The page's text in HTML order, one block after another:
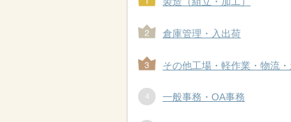
倉庫管理・入出荷
その他工場・軽作業・物流
一般事務・OA事務